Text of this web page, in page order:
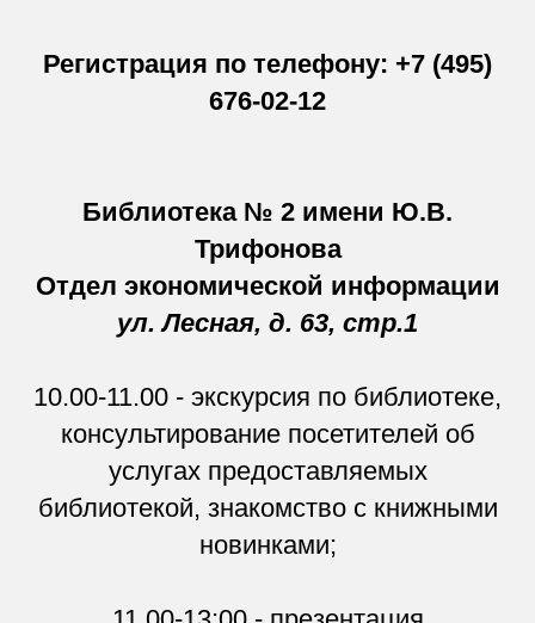
Регистрация по телефону: +7 (495)
676-02-12
Библиотека № 2 имени Ю.В.
Трифонова
Отдел экономической информации
ул. Лесная, д. 63, стр.1
10.00-11.00 - экскурсия по библиотеке,
консультирование посетителей об
услугах предоставляемых
библиотекой, знакомство с книжными
новинками;